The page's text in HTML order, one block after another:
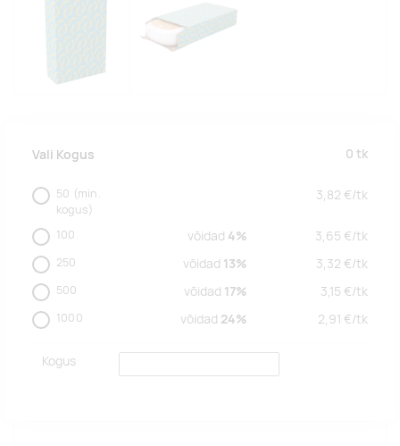
Vali Kogus 0 tk
50 (min.
kogus)
3,82 €/tk
100 võidad 4% 3,65 €/tk
250 võidad 13% 3,32 €/tk
500 võidad 17% 3,15 €/tk
1000 võidad 24% 2,91 €/tk
Kogus